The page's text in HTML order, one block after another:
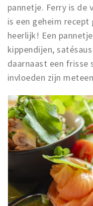
pannetje. Ferry is de
is een geheim
heerlijk! Een
kippendijen,
daarnaast een frisse
invloeden zijn